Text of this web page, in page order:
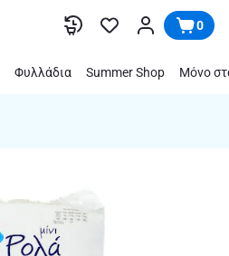
0
Φυλλάδια Summer Shop Μόνο